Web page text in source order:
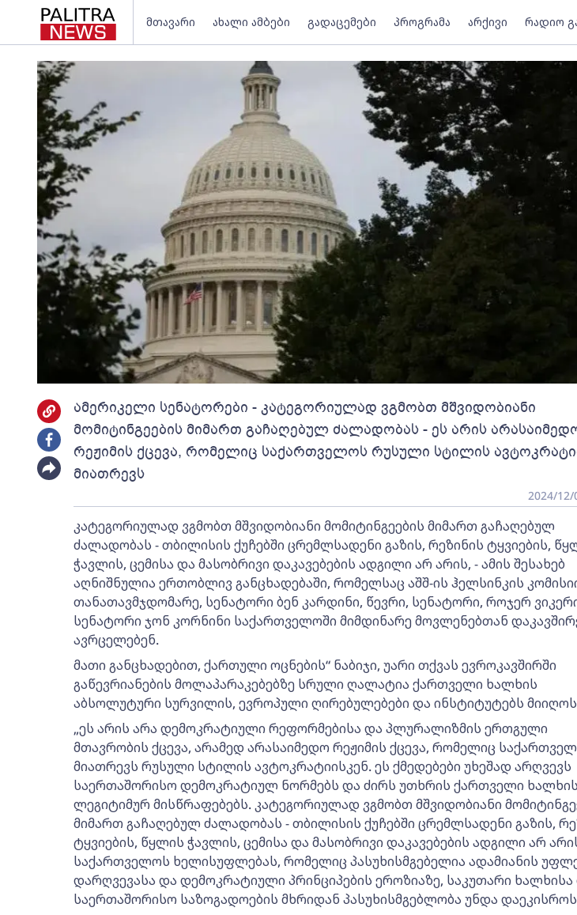
მთავარი ახალი ამბები გადაცემები პროგრამა არქივი რადიო
ამერიკელი სენატორები - კატეგორიულად ვგმობთ მშვიდობიანი
მომიტინგეების მიმართ გაჩაღებულ ძალადობას - ეს არის
რეჟიმის ქცევა, რომელიც საქართველოს რუსული სტილის
მიათრევს
2024/12/
კატეგორიულად ვგმობთ მშვიდობიანი მომიტინგეების მიმართ გაჩაღებულ
ძალადობას - თბილისის ქუჩებში ცრემლსადენი გაზის, რეზინის ტყვიების,
ჭავლის, ცემისა და მასობრივი დაკავებების ადგილი არ არის, - ამის შესახებ
აღნიშნულია ერთობლივ განცხადებაში, რომელსაც აშშ-ის ჰელსინკის
თანათავმჯდომარე, სენატორი ბენ კარდინი, წევრი, სენატორი, როჯერ
სენატორი ჯონ კორნინი საქართველოში მიმდინარე მოვლენებთან
ავრცელებენ.
მათი განცხადებით, ქართული ოცნების“ ნაბიჯი, უარი თქვას ევროკავშირში
გაწევრიანების მოლაპარაკებებზე სრული ღალატია ქართველი ხალხის
აბსოლუტური სურვილის, ევროპული ღირებულებები და ინსტიტუტებს
„ეს არის არა დემოკრატიული რეფორმებისა და პლურალიზმის ერთგული
მთავრობის ქცევა, არამედ არასაიმედო რეჟიმის ქცევა, რომელიც
მიათრევს რუსული სტილის ავტოკრატიისკენ. ეს ქმედებები უხეშად არღვევს
საერთაშორისო დემოკრატიულ ნორმებს და ძირს უთხრის ქართველი ხალხის
ლეგიტიმურ მისწრაფებებს. კატეგორიულად ვგმობთ მშვიდობიანი
მიმართ გაჩაღებულ ძალადობას - თბილისის ქუჩებში ცრემლსადენი გაზის,
ტყვიების, წყლის ჭავლის, ცემისა და მასობრივი დაკავებების ადგილი არ
საქართველოს ხელისუფლებას, რომელიც პასუხისმგებელია ადამიანის
დარღვევასა და დემოკრატიული პრინციპების ეროზიაზე, საკუთარი ხალხისა
საერთაშორისო საზოგადოების მხრიდან პასუხისმგებლობა უნდა